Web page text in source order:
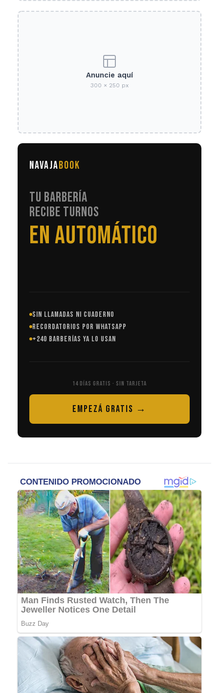
Anuncie aquí
300 × 250 px
NAVAJABOOK
TU BARBERÍA
RECIBE TURNOS
LAS 24HS
SIN LLAMADAS NI CUADERNO
RECORDATORIOS POR WHATSAPP
+240 BARBERÍAS YA LO USAN
14 DÍAS GRATIS · SIN TARJETA
EMPEZÁ GRATIS →